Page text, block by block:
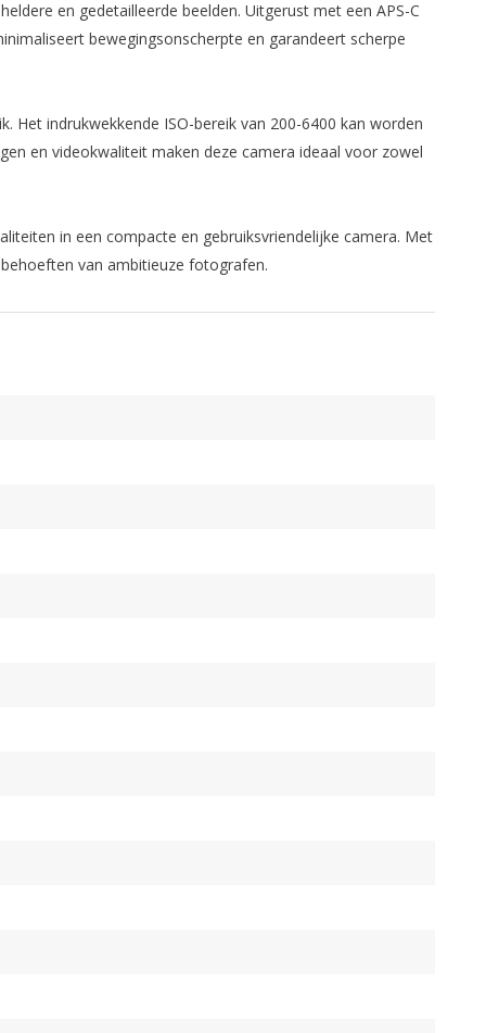
en gedetailleerde beelden. Uitgerust met een APS-C
bewegingsonscherpte en garandeert scherpe
Het indrukwekkende ISO-bereik van 200-6400 kan worden
en videokwaliteit maken deze camera ideaal voor zowel
in een compacte en gebruiksvriendelijke camera. Met
van ambitieuze fotografen.